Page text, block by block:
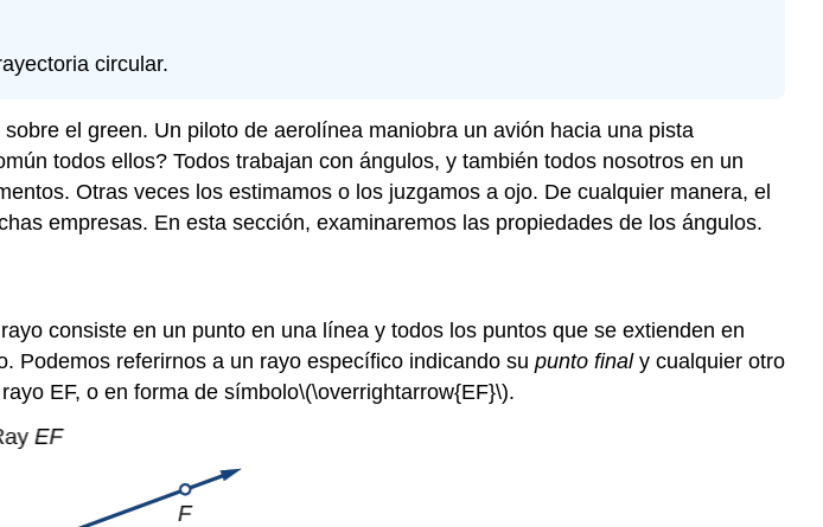
circular.
el green. Un piloto de aerolínea maniobra un avión hacia una pista
todos ellos? Todos trabajan con ángulos, y también todos nosotros en un
Otras veces los estimamos o los juzgamos a ojo. De cualquier manera, el
empresas. En esta sección, examinaremos las propiedades de los ángulos.
consiste en un punto en una línea y todos los puntos que se extienden en
Podemos referirnos a un rayo específico indicando su punto finaly cualquier otro
EF, o en forma de símbolo\(\overrightarrow{EF}\).